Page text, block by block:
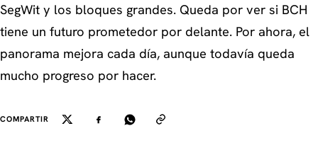
SegWit y los bloques grandes. Queda por ver si BCH
tiene un futuro prometedor por delante. Por ahora, el
panorama mejora cada día, aunque todavía queda
mucho progreso por hacer.
COMPARTIR